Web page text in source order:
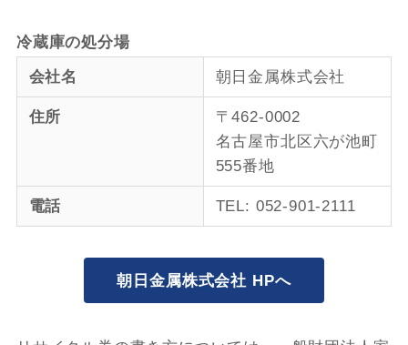
冷蔵庫の処分場
会社名
朝日金属株式会社
住所
〒462-0002
名古屋市北区六が池町
555番地
電話 TEL: 052-901-2111
朝日金属株式会社 HPへ